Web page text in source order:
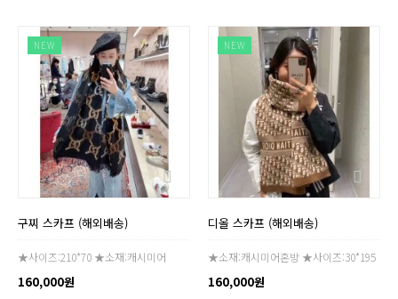
NEW
구찌 스카프 (해외배송)
★사이즈:210*70 ★소재:캐시미어
160,000원
NEW
디올 스카프 (해외배송)
★소재:캐시미어혼방 ★사이즈:30*195
160,000원